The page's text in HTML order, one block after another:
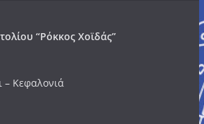
“Ρόκκος Χοϊδάς”
– Κεφαλονιά